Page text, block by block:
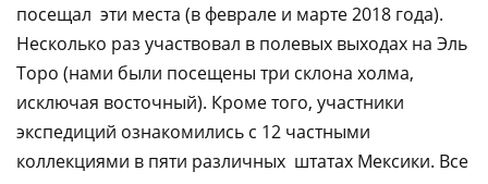
посещал эти места (в феврале и марте 2018 года).
Несколько раз участвовал в полевых выходах на Эль
Торо (нами были посещены три склона холма,
исключая восточный). Кроме того, участники
экспедиций ознакомились с 12 частными
коллекциями в пяти различных штатах Мексики. Все